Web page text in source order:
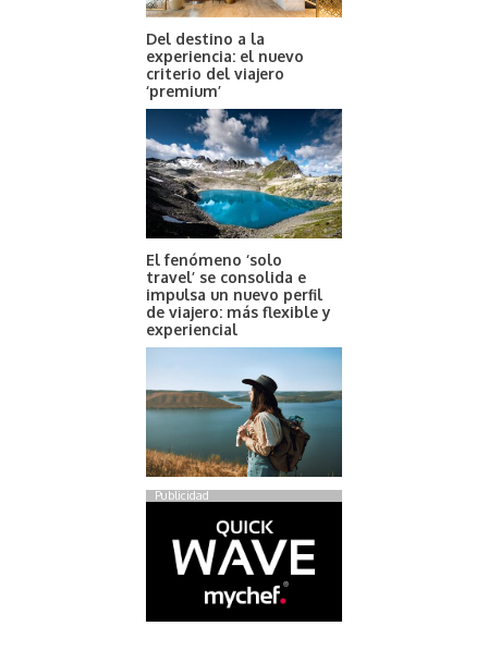
Del destino a la
experiencia: el nuevo
criterio del viajero
‘premium’
El fenómeno ‘solo
travel’ se consolida e
impulsa un nuevo perfil
de viajero: más flexible y
experiencial
Publicidad